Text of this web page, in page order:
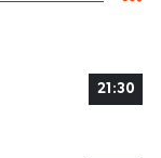
21:30